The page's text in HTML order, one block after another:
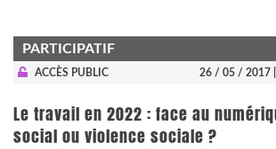
PARTICIPATIF
ACCÈS PUBLIC 26 / 05 / 2017
Le travail en 2022 : face au
social ou violence sociale ?